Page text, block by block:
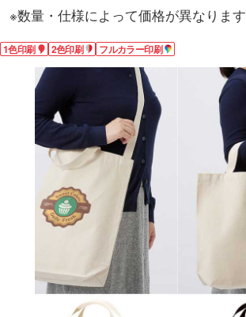
※数量・仕様によって価格が異なります
1色印刷 2色印刷 フルカラー印刷